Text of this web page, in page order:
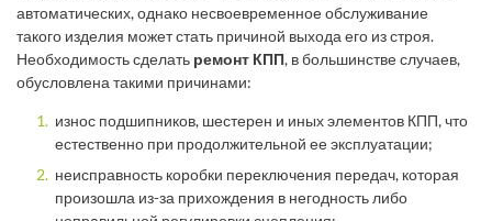
автоматических, однако несвоевременное обслуживание
такого изделия может стать причиной выхода его из строя.
Необходимость сделать ремонт КПП, в большинстве случаев,
обусловлена такими причинами:
износ подшипников, шестерен и иных элементов КПП, что
естественно при продолжительной ее эксплуатации;
неисправность коробки переключения передач, которая
произошла из-за прихождения в негодность либо